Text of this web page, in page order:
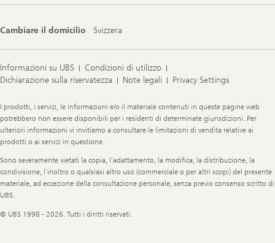
Cambiare il domicilio Svizzera
Informazioni su UBS
Condizioni di utilizzo
Dichiarazione sulla riservatezza
Note legali Privacy Settings
Legal
Information
I prodotti, i servizi, le informazioni e/o il materiale contenuti in queste pagine web
potrebbero non essere disponibili per i residenti di determinate giurisdizioni. Per
ulteriori informazioni vi invitiamo a consultare le limitazioni di vendita relative ai
prodotti o ai servizi in questione.
Sono severamente vietati la copia, l’adattamento, la modifica, la distribuzione, la
condivisione, l’inoltro o qualsiasi altro uso (commerciale o per altri scopi) del presente
materiale, ad eccezione della consultazione personale, senza previo consenso scritto di
UBS.
© UBS 1998 - 2026. Tutti i diritti riservati.